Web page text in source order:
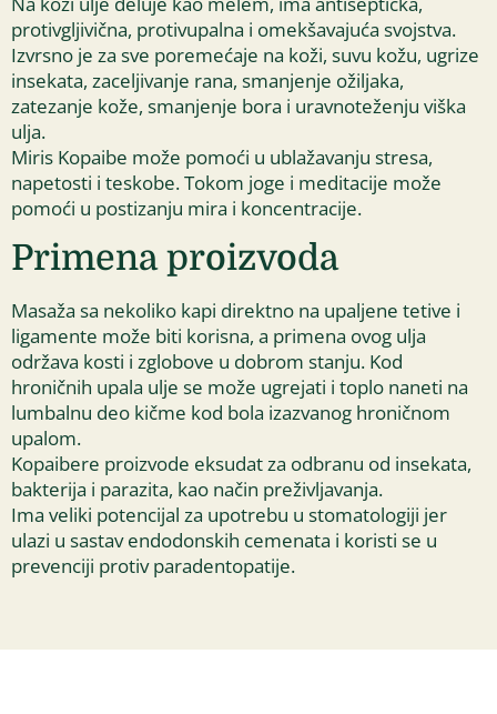
protivgljivična, protivupalna i omekšavajuća svojstva.
Izvrsno je za sve poremećaje na koži, suvu kožu, ugrize
insekata, zaceljivanje rana, smanjenje ožiljaka,
zatezanje kože, smanjenje bora i uravnoteženju viška
ulja.
Miris Kopaibe može pomoći u ublažavanju stresa,
napetosti i teskobe. Tokom joge i meditacije može
pomoći u postizanju mira i koncentracije.
Primena proizvoda
Masaža sa nekoliko kapi direktno na upaljene tetive i
ligamente može biti korisna, a primena ovog ulja
održava kosti i zglobove u dobrom stanju. Kod
hroničnih upala ulje se može ugrejati i toplo naneti na
lumbalnu deo kičme kod bola izazvanog hroničnom
upalom.
Kopaibere proizvode eksudat za odbranu od insekata,
bakterija i parazita, kao način preživljavanja.
Ima veliki potencijal za upotrebu u stomatologiji jer
ulazi u sastav endodonskih cemenata i koristi se u
prevenciji protiv paradentopatije.